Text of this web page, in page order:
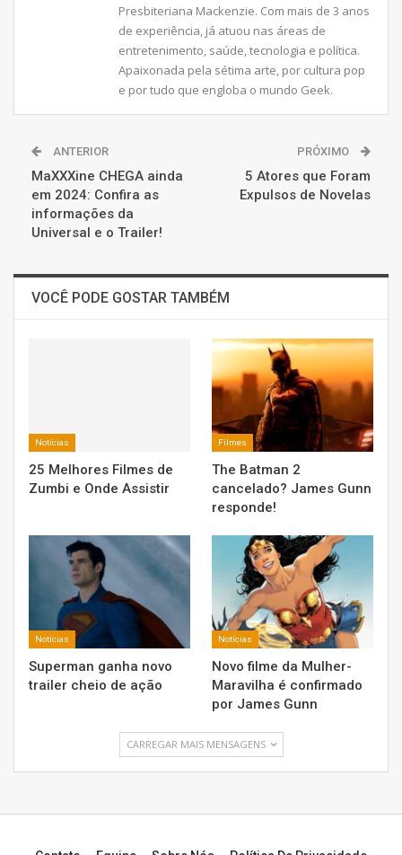
Presbiteriana Mackenzie. Com mais de 3 anos
de experiência, já atuou nas áreas de
entretenimento, saúde, tecnologia e política.
Apaixonada pela sétima arte, por cultura pop
e por tudo que engloba o mundo Geek.
ANTERIOR
MaXXXine CHEGA ainda
em 2024: Confira as
informações da
Universal e o Trailer!
PRÓXIMO
5 Atores que Foram
Expulsos de Novelas
VOCÊ PODE GOSTAR TAMBÉM
Notícias
25 Melhores Filmes de
Zumbi e Onde Assistir
Filmes
The Batman 2
cancelado? James Gunn
responde!
Notícias
Superman ganha novo
trailer cheio de ação
Notícias
Novo filme da Mulher-
Maravilha é confirmado
por James Gunn
CARREGAR MAIS MENSAGENS